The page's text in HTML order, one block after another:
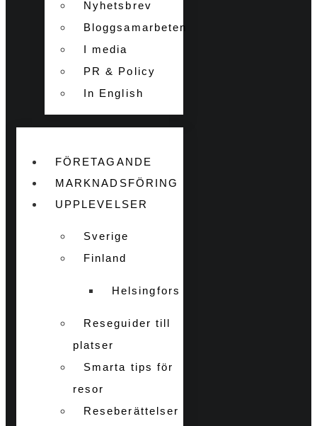
Nyhetsbrev
Bloggsamarbeten
I media
PR & Policy
In English
FÖRETAGANDE
MARKNADSFÖRING
UPPLEVELSER
Sverige
Finland
Helsingfors
Reseguider till
platser
Smarta tips för
resor
Reseberättelser